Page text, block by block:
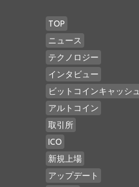
TOP
ニュース
テクノロジー
インタビュー
ビットコインキャッシュ
アルトコイン
取引所
ICO
新規上場
アップデート